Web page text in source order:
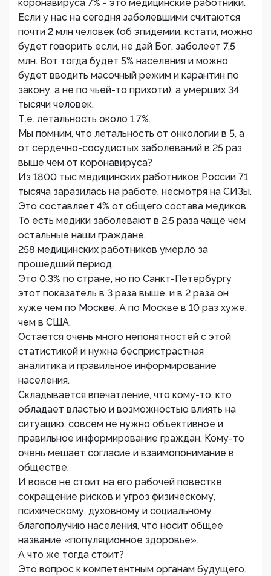
коронавируса 7% - это медицинские работники.
Если у нас на сегодня заболевшими считаются
почти 2 млн человек (об эпидемии, кстати, можно
будет говорить если, не дай Бог, заболеет 7,5
млн. Вот тогда будет 5% населения и можно
будет вводить масочный режим и карантин по
закону, а не по чьей-то прихоти), а умерших 34
тысячи человек.
Т.е. летальность около 1,7%.
Мы помним, что летальность от онкологии в 5, а
от сердечно-сосудистых заболеваний в 25 раз
выше чем от коронавируса?
Из 1800 тыс медицинских работников России 71
тысяча заразилась на работе, несмотря на СИЗы.
Это составляет 4% от общего состава медиков.
То есть медики заболевают в 2,5 раза чаще чем
остальные наши граждане.
258 медицинских работников умерло за
прошедший период.
Это 0,3% по стране, но по Санкт-Петербургу
этот показатель в 3 раза выше, и в 2 раза он
хуже чем по Москве. А по Москве в 10 раз хуже,
чем в США.
Остается очень много непонятностей с этой
статистикой и нужна беспристрастная
аналитика и правильное информирование
населения.
Складывается впечатление, что кому-то, кто
обладает властью и возможностью влиять на
ситуацию, совсем не нужно объективное и
правильное информирование граждан. Кому-то
очень мешает согласие и взаимопонимание в
обществе.
И вовсе не стоит на его рабочей повестке
сокращение рисков и угроз физическому,
психическому, духовному и социальному
благополучию населения, что носит общее
название «популяционное здоровье».
А что же тогда стоит?
Это вопрос к компетентным органам будущего.